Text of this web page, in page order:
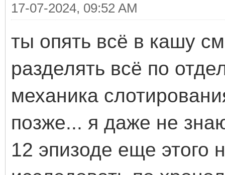
17-07-2024, 09:52 AM
ты опять всё в кашу
разделять всё по
механика
позже... я даже не
12 эпизоде еще этого